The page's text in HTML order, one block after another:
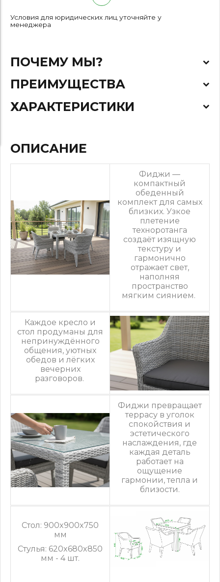
Условия для юридических лиц уточняйте у
менеджера
ПОЧЕМУ МЫ?
ПРЕИМУЩЕСТВА
ХАРАКТЕРИСТИКИ
ОПИСАНИЕ
Фиджи —
компактный
обеденный
комплект для самых
близких. Узкое
плетение
техноротанга
создаёт изящную
текстуру и
гармонично
отражает свет,
наполняя
пространство
мягким сиянием.
Каждое кресло и
стол продуманы для
непринуждённого
общения, уютных
обедов и лёгких
вечерних
разговоров.
Фиджи превращает
террасу в уголок
спокойствия и
эстетического
наслаждения, где
каждая деталь
работает на
ощущение
гармонии, тепла и
близости.
Стол: 900x900x750
мм
Стулья: 620x680x850
мм - 4 шт.